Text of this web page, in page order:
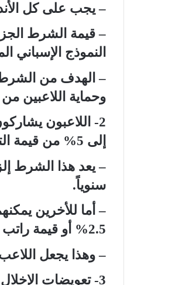
– يجب على كل
– قيمة الشرط
النموذج الإسباني
– الهدف من الشرط
وحماية اللاعبين
2- اللاعبون
إلى 5% من قيمة التعويض في الانتقالات الدولية:
سنوياً.
– أما للأخرين
2.5% أو قيمة راتب السنة الأخيرة).
– وهذا يجعل
3- تعويضات الإخلال بالعقد: